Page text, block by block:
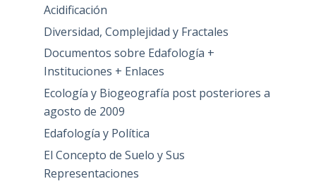
Acidificación
Diversidad, Complejidad y Fractales
Documentos sobre Edafología +
Instituciones + Enlaces
Ecología y Biogeografía post posteriores a
agosto de 2009
Edafología y Política
El Concepto de Suelo y Sus
Representaciones